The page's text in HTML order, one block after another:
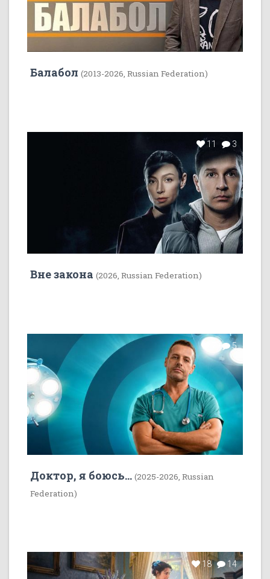
Балабол (2013-2026, Russian Federation)
11 3
Вне закона (2026, Russian Federation)
7 5
Доктор, я боюсь... (2025-2026, Russian
Federation)
18 14